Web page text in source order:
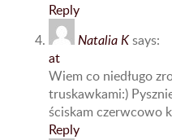
Reply
Natalia Ksays:
at
Wiem co niedługo
truskawkami:)
ściskam czerwcowo
Reply